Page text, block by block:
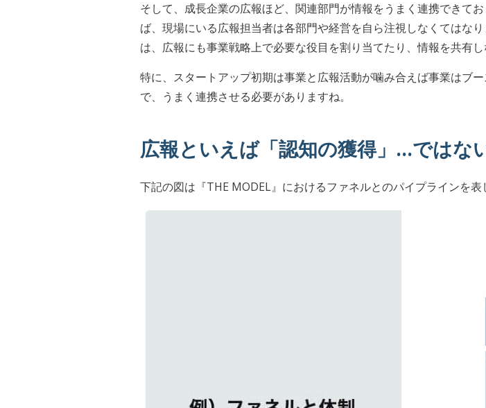
そして、成長企業の広報ほど、関連部門が情報をうまく連携できて
ば、現場にいる広報担当者は各部門や経営を自ら注視しなくてはな
は、広報にも事業戦略上で必要な役目を割り当てたり、情報を共有
特に、スタートアップ初期は事業と広報活動が噛み合えば事業はブ
で、うまく連携させる必要がありますね。
広報といえば「認知の獲得」…ではな
下記の図は『THE MODEL』におけるファネルとのパイプラインを表